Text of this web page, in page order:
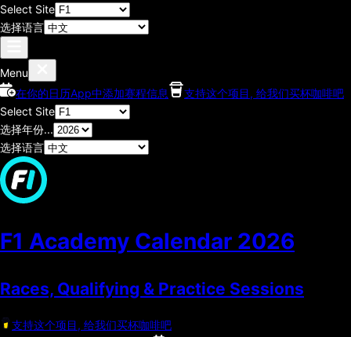
Select Site
选择语言
Menu
在你的日历App中添加赛程信息
支持这个项目, 给我们买杯咖啡吧
Select Site
选择年份...
选择语言
F1 Academy Calendar 2026
Races, Qualifying & Practice Sessions
支持这个项目, 给我们买杯咖啡吧